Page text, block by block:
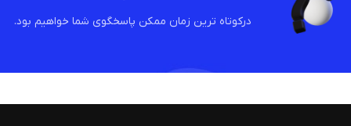
درکوتاه ترین زمان ممکن پاسخگوی شما خواهیم بود.